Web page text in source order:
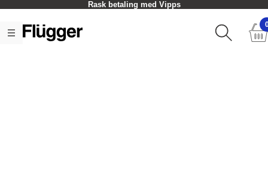
Rask betaling med Vipps